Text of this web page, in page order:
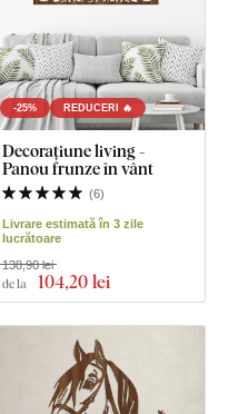
-25% REDUCERI 🔥
Decorațiune living -
Panou frunze în vânt
(6)
Livrare estimată în 3 zile
lucrătoare
de la 104,20 lei
138,90 lei